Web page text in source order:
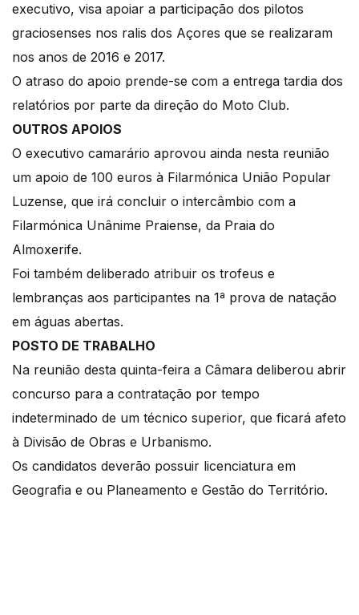
executivo, visa apoiar a participação dos pilotos
graciosenses nos ralis dos Açores que se realizaram
nos anos de 2016 e 2017.
O atraso do apoio prende-se com a entrega tardia dos
relatórios por parte da direção do Moto Club.
OUTROS APOIOS
O executivo camarário aprovou ainda nesta reunião
um apoio de 100 euros à Filarmónica União Popular
Luzense, que irá concluir o intercâmbio com a
Filarmónica Unânime Praiense, da Praia do
Almoxerife.
Foi também deliberado atribuir os trofeus e
lembranças aos participantes na 1ª prova de natação
em águas abertas.
POSTO DE TRABALHO
Na reunião desta quinta-feira a Câmara deliberou abrir
concurso para a contratação por tempo
indeterminado de um técnico superior, que ficará afeto
à Divisão de Obras e Urbanismo.
Os candidatos deverão possuir licenciatura em
Geografia e ou Planeamento e Gestão do Território.